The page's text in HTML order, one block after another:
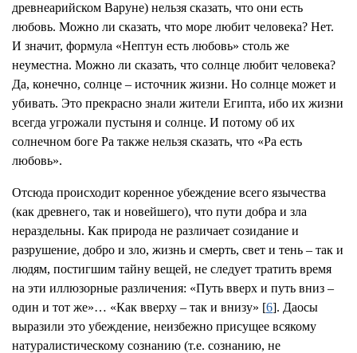
древнеарийском Варуне) нельзя сказать, что они есть
любовь. Можно ли сказать, что море любит человека? Нет.
И значит, формула «Нептун есть любовь» столь же
неуместна. Можно ли сказать, что солнце любит человека?
Да, конечно, солнце – источник жизни. Но солнце может и
убивать. Это прекрасно знали жители Египта, ибо их жизни
всегда угрожали пустыня и солнце. И потому об их
солнечном боге Ра также нельзя сказать, что «Ра есть
любовь».
Отсюда происходит коренное убеждение всего язычества
(как древнего, так и новейшего), что пути добра и зла
нераздельны. Как природа не различает созидание и
разрушение, добро и зло, жизнь и смерть, свет и тень – так и
людям, постигшим тайну вещей, не следует тратить время
на эти иллюзорные различения: «Путь вверх и путь вниз –
один и тот же»… «Как вверху – так и внизу» [6]. Даосы
выразили это убеждение, неизбежно присущее всякому
натуралистическому сознанию (т.е. сознанию, не